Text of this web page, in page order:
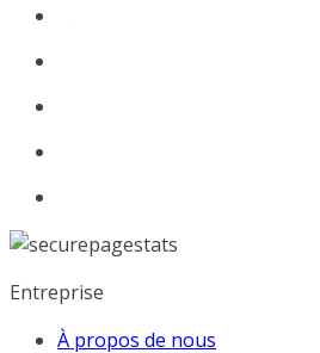
Entreprise
À propos de nous